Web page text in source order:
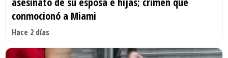
conmocionó a Miami
Hace 2 días